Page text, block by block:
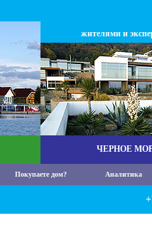
жителями и
ЧЕРНОЕ
Покупаете дом? Аналитика